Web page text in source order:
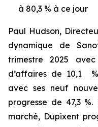
à 80,3 % à ce jour
Paul Hudson,
dynamique de
trimestre 2025
d’affaires de 10,1
avec ses neuf
progresse de 47,3
marché, Dupixent